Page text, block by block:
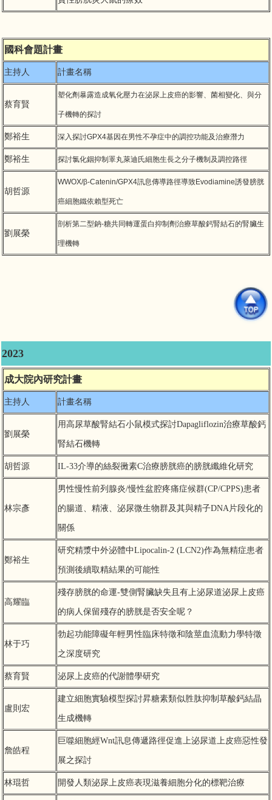
國科會題計畫
主持人 計畫名稱
蔡育賢
塑化劑暴露造成氧化壓力在泌尿上皮癌的影響、菌相變化、與分
子機轉的探討
鄭裕生 深入探討GPX4基因在男性不孕症中的調控功能及治療潛力
鄭裕生 探討氯化銦抑制睪丸萊迪氏細胞生長之分子機制及調控路徑
胡哲源
WWOX/β-Catenin/GPX4訊息傳導路徑導致Evodiamine誘發膀胱
癌細胞鐵依賴型死亡
劉展榮
剖析第二型鈉-糖共同轉運蛋白抑制劑治療草酸鈣腎結石的腎臟生
理機轉
2023
成大院內研究計畫
主持人 計畫名稱
劉展榮
用高尿草酸腎結石小鼠模式探討Dapagliflozin治療草酸鈣
腎結石機轉
胡哲源 IL-33介導的絲裂黴素C治療膀胱癌的膀胱纖維化研究
林宗彥
男性慢性前列腺炎/慢性盆腔疼痛症候群(CP/CPPS)患者
的腸道、精液、泌尿微生物群及其與精子DNA片段化的
關係
鄭裕生
研究精漿中外泌體中Lipocalin-2 (LCN2)作為無精症患者
預測後續取精結果的可能性
高耀臨
殘存膀胱的命運-雙側腎臟缺失且有上泌尿道泌尿上皮癌
的病人保留殘存的膀胱是否安全呢？
林于巧
勃起功能障礙年輕男性臨床特徵和陰莖血流動力學特徵
之深度研究
蔡育賢 泌尿上皮癌的代謝體學研究
盧則宏
建立細胞實驗模型探討昇糖素類似胜肽抑制草酸鈣結晶
生成機轉
詹皓程
巨噬細胞經Wnt訊息傳遞路徑促進上泌尿道上皮癌惡性發
展之探討
林琨哲 開發人類泌尿上皮癌表現滋養細胞分化的標靶治療